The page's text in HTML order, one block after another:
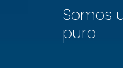
Somos
puro